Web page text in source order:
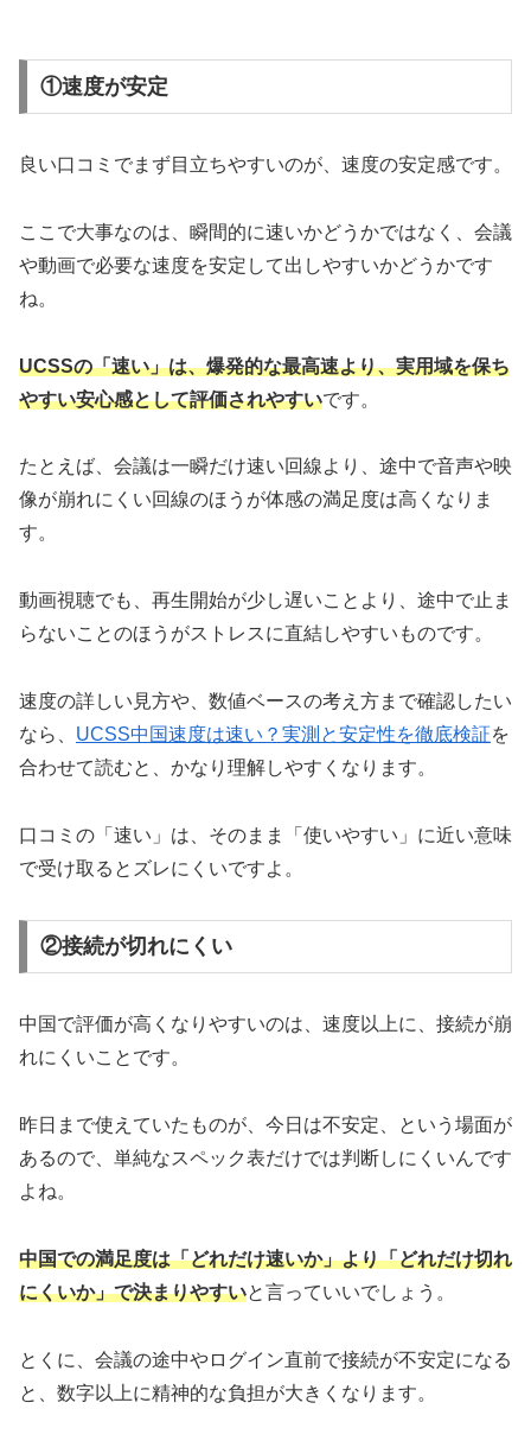
①速度が安定
良い口コミでまず目立ちやすいのが、速度の安定感です。
ここで大事なのは、瞬間的に速いかどうかではなく、会議
や動画で必要な速度を安定して出しやすいかどうかです
ね。
UCSSの「速い」は、爆発的な最高速より、実用域を保ち
やすい安心感として評価されやすいです。
たとえば、会議は一瞬だけ速い回線より、途中で音声や映
像が崩れにくい回線のほうが体感の満足度は高くなりま
す。
動画視聴でも、再生開始が少し遅いことより、途中で止ま
らないことのほうがストレスに直結しやすいものです。
速度の詳しい見方や、数値ベースの考え方まで確認したい
なら、 UCSS中国速度は速い？実測と安定性を徹底検証を
合わせて読むと、かなり理解しやすくなります。
口コミの「速い」は、そのまま「使いやすい」に近い意味
で受け取るとズレにくいですよ。
②接続が切れにくい
中国で評価が高くなりやすいのは、速度以上に、接続が崩
れにくいことです。
昨日まで使えていたものが、今日は不安定、という場面が
あるので、単純なスペック表だけでは判断しにくいんです
よね。
中国での満足度は「どれだけ速いか」より「どれだけ切れ
にくいか」で決まりやすいと言っていいでしょう。
とくに、会議の途中やログイン直前で接続が不安定になる
と、数字以上に精神的な負担が大きくなります。